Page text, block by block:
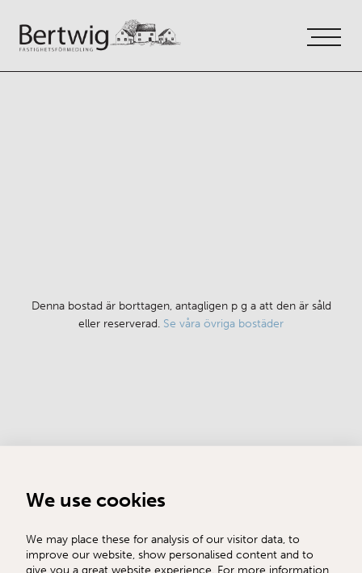
VÅRA TJÄNSTER
Denna bostad är borttagen, antagligen p g a att den är såld
eller reserverad. Se våra övriga bostäder
We use cookies
We may place these for analysis of our visitor data, to
improve our website, show personalised content and to
give you a great website experience. For more information